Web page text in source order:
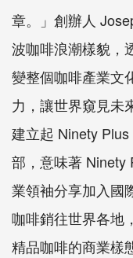
章。」創辦人
波咖啡浪潮樣貌，
變整個咖啡產業文
力，讓世界窺見未
建立起 Ninety
部，意味著 Ninety
業領袖分享加入國
咖啡銷往世界各地
精品咖啡的商業樣